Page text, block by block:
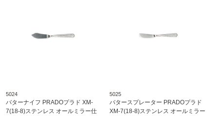
5024
バターナイフ PRADOプラド XM-
7(18-8)ステンレス オールミラー仕
5025
バタースプレーター PRADOプラド
XM-7(18-8)ステンレス オールミラー